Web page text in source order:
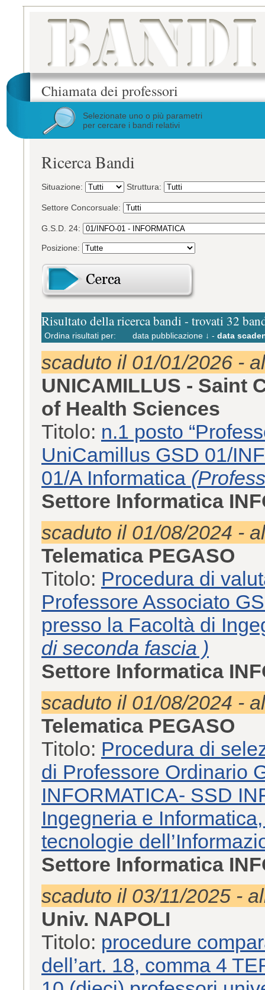
Chiamata dei professori
Selezionate uno o più parametri
per cercare i bandi relativi
Ricerca Bandi
Situazione: Struttura:
Settore Concorsuale:
G.S.D. 24:
Posizione:
Risultato della ricerca bandi - trovati 32
Ordina risultati per: data pubblicazione ↓ - data
scaduto il 01/01/2026 -
UNICAMILLUS - Saint
of Health Sciences
Titolo: n.1 posto
UniCamillus GSD 01/
01/A Informatica
Settore Informatica
scaduto il 01/08/2024 -
Telematica PEGASO
Titolo: Procedura di
Professore Associato
presso la Facoltà di
di seconda fascia )
Settore Informatica
scaduto il 01/08/2024 -
Telematica PEGASO
Titolo: Procedura di
di Professore Ordinario
INFORMATICA- SSD
Ingegneria e
tecnologie
Settore Informatica
scaduto il 03/11/2025 -
Univ. NAPOLI
Titolo: procedure
dell’art. 18, comma 4